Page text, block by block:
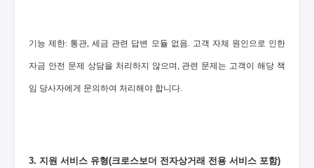
기능 제한: 통관, 세금 관련 답변 모듈 없음. 고객 자체 원인으로 인한
자금 안전 문제 상담을 처리하지 않으며, 관련 문제는 고객이 해당 책
임 당사자에게 문의하여 처리해야 합니다.
3. 지원 서비스 유형(크로스보더 전자상거래 전용 서비스 포함)